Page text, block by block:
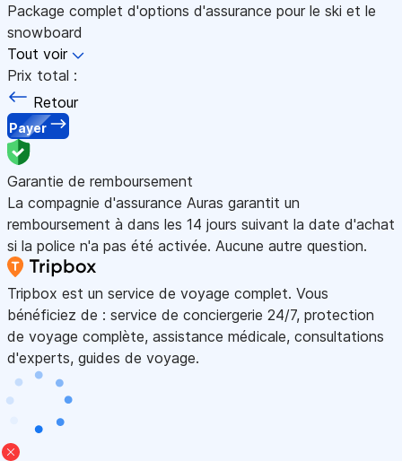
Package complet d'options d'assurance pour le ski et le
snowboard
Tout voir
Prix total :
Retour
Payer
Garantie de remboursement
La compagnie d'assurance Auras garantit un
remboursement à dans les 14 jours suivant la date d'achat
si la police n'a pas été activée. Aucune autre question.
Tripbox est un service de voyage complet. Vous
bénéficiez de : service de conciergerie 24/7, protection
de voyage complète, assistance médicale, consultations
d'experts, guides de voyage.